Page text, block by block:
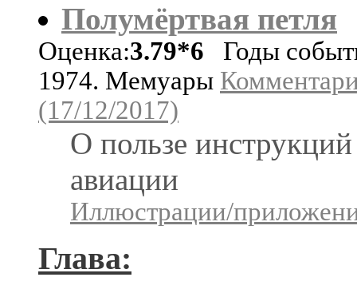
Полумёртвая петля
Оценка:3.79*6 Годы
1974. Мемуары
(17/12/2017)
О пользе
авиации
Иллюстрации/
Глава: